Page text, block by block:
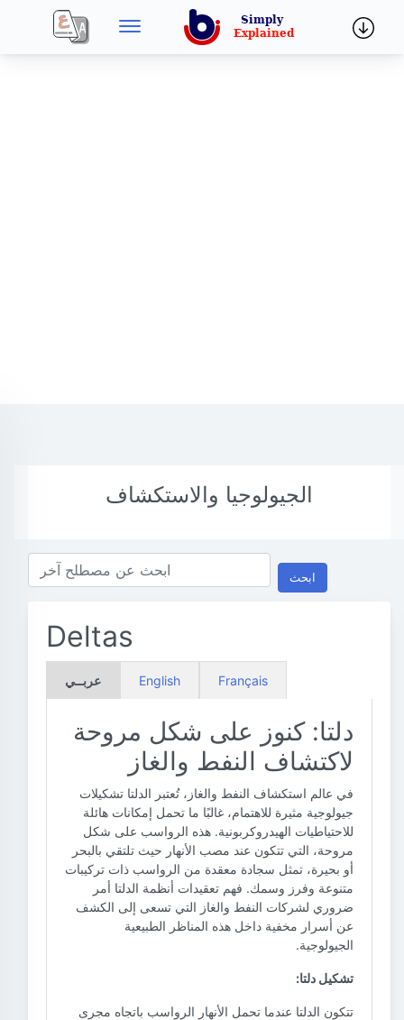
الجيولوجيا والاستكشاف
ابحث
Deltas
عربــي English Français
دلتا: كنوز على شكل مروحة
لاكتشاف النفط والغاز
في عالم استكشاف النفط والغاز، تُعتبر الدلتا تشكيلات
جيولوجية مثيرة للاهتمام، غالبًا ما تحمل إمكانات هائلة
للاحتياطيات الهيدروكربونية. هذه الرواسب على شكل
مروحة، التي تتكون عند مصب الأنهار حيث تلتقي بالبحر
أو بحيرة، تمثل سجادة معقدة من الرواسب ذات تركيبات
متنوعة وفرز وسمك. فهم تعقيدات أنظمة الدلتا أمر
ضروري لشركات النفط والغاز التي تسعى إلى الكشف
عن أسرار مخفية داخل هذه المناظر الطبيعية
الجيولوجية.
تشكيل دلتا:
تتكون الدلتا عندما تحمل الأنهار الرواسب باتجاه مجرى